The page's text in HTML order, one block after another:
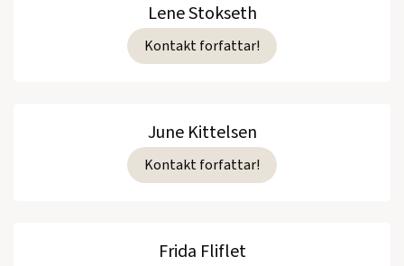
Lene Stokseth
Kontakt forfattar!
June Kittelsen
Kontakt forfattar!
Frida Fliflet